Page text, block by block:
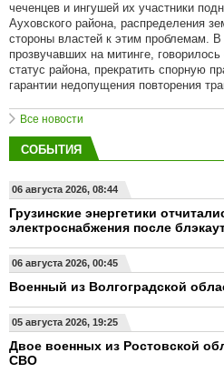
чеченцев и ингушей их участники
Ауховского района, распределения
стороны властей к этим проблемам.
прозвучавших на митинге,
статус района, прекратить спорную
гарантии недопущения повторения
Все новости
СОБЫТИЯ
06 августа 2026, 08:44
Грузинские энергетики
электроснабжения после
06 августа 2026, 00:45
Военный из Волгоградской
05 августа 2026, 19:25
Двое военных из Ростовской
СВО